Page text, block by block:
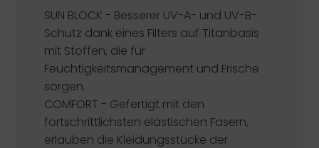
SUN BLOCK - Besserer UV-A- und UV-B-
Schutz dank eines Filters auf Titanbasis
mit Stoffen, die für
Feuchtigkeitsmanagement und Frische
sorgen.
COMFORT - Gefertigt mit den
fortschrittlichsten elastischen Fasern,
erlauben die Kleidungsstücke der